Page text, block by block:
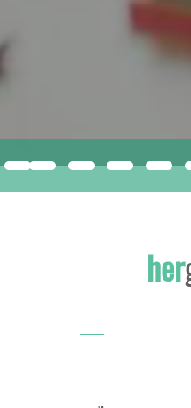
ISMERJE MEG A
INNOVATÍV, SOKOLDALÚher